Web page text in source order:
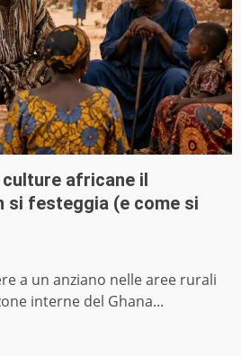
africane il
si festeggia (e come si
a un anziano nelle aree rurali
interne del Ghana...